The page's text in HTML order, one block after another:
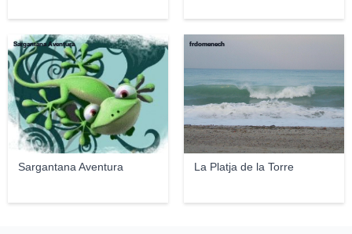
Sargantana Aventura
Sargantana Aventura
La Platja de la Torre
frdomenech